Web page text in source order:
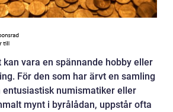
vara en spännande hobby eller
För den som har ärvt en samling
entusiastisk numismatiker eller
mynt i byrålådan, uppstår ofta